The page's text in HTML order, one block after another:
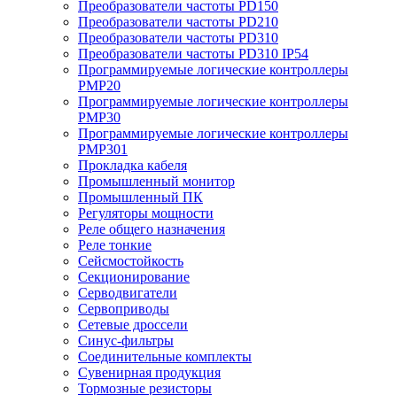
Преобразователи частоты PD150
Преобразователи частоты PD210
Преобразователи частоты PD310
Преобразователи частоты PD310 IP54
Программируемые логические контроллеры
PMP20
Программируемые логические контроллеры
PMP30
Программируемые логические контроллеры
PMP301
Прокладка кабеля
Промышленный монитор
Промышленный ПК
Регуляторы мощности
Реле общего назначения
Реле тонкие
Сейсмостойкость
Секционирование
Серводвигатели
Сервоприводы
Сетевые дроссели
Синус-фильтры
Соединительные комплекты
Сувенирная продукция
Тормозные резисторы